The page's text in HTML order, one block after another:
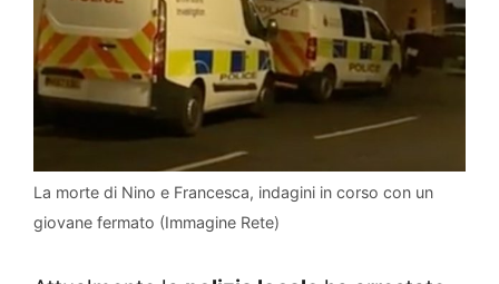
La morte di Nino e Francesca, indagini in corso con un
giovane fermato (Immagine Rete)